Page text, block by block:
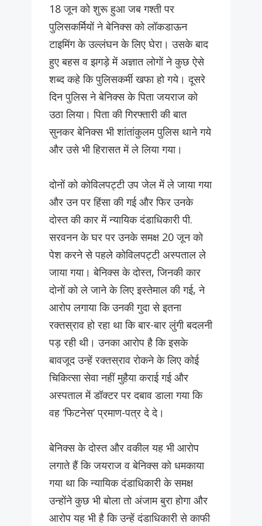
18 जून को शुरू हुआ जब गश्ती पर
पुलिसकर्मियों ने बेनिक्स को लॉकडाऊन
टाइमिंग के उल्लंघन के लिए घेरा। उसके बाद
हुए बहस व झगड़े में अज्ञात लोगों ने कुछ ऐसे
शब्द कहे कि पुलिसकर्मी खफा हो गये। दूसरे
दिन पुलिस ने बेनिक्स के पिता जयराज को
उठा लिया। पिता की गिरफ्तारी की बात
सुनकर बेनिक्स भी शांतांकुलम पुलिस थाने गये
और उसे भी हिरासत में ले लिया गया।
दोनों को कोविलपट्टी उप जेल में ले जाया गया
और उन पर हिंसा की गई और फिर उनके
दोस्त की कार में न्यायिक दंडाधिकारी पी.
सरवनन के घर पर उनके समक्ष 20 जून को
पेश करने से पहले कोविलपट्टी अस्पताल ले
जाया गया। बेनिक्स के दोस्त, जिनकी कार
दोनों को ले जाने के लिए इस्तेमाल की गई, ने
आरोप लगाया कि उनकी गुदा से इतना
रक्तस्राव हो रहा था कि बार-बार लुंगी बदलनी
पड़ रही थी। उनका आरोप है कि इसके
बावजूद उन्हें रक्तस्राव रोकने के लिए कोई
चिकित्सा सेवा नहीं मुहैया कराई गई और
अस्पताल में डॉक्टर पर दबाव डाला गया कि
वह ‘फिटनेस‘ प्रमाण-पत्र दे दे।
बेनिक्स के दोस्त और वकील यह भी आरोप
लगाते हैं कि जयराज व बेनिक्स को धमकाया
गया था कि न्यायिक दंडाधिकारी के समक्ष
उन्होंने कुछ भी बोला तो अंजाम बुरा होगा और
आरोप यह भी है कि उन्हें दंडाधिकारी से काफी